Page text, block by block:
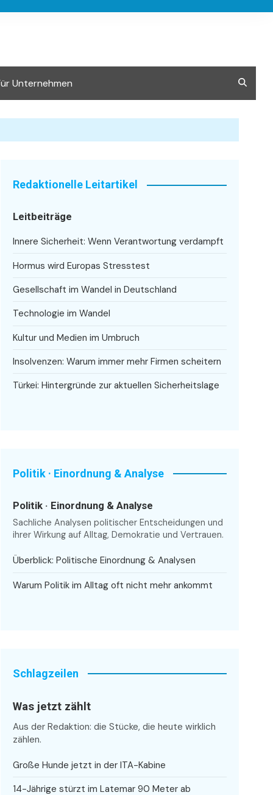
Unternehmen
Redaktionelle Leitartikel
Leitbeiträge
Innere Sicherheit: Wenn Verantwortung verdampft
Hormus wird Europas Stresstest
Gesellschaft im Wandel in Deutschland
Technologie im Wandel
Kultur und Medien im Umbruch
Insolvenzen: Warum immer mehr Firmen scheitern
Türkei: Hintergründe zur aktuellen Sicherheitslage
Politik · Einordnung & Analyse
Politik · Einordnung & Analyse
Sachliche Analysen politischer Entscheidungen und
ihrer Wirkung auf Alltag, Demokratie und Vertrauen.
Überblick: Politische Einordnung & Analysen
Warum Politik im Alltag oft nicht mehr ankommt
Schlagzeilen
Was jetzt zählt
Aus der Redaktion: die Stücke, die heute wirklich
zählen.
Große Hunde jetzt in der ITA-Kabine
14-Jährige stürzt im Latemar 90 Meter ab